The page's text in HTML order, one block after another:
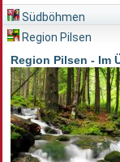
Südböhmen
Region Pilsen
Region Pilsen - Im